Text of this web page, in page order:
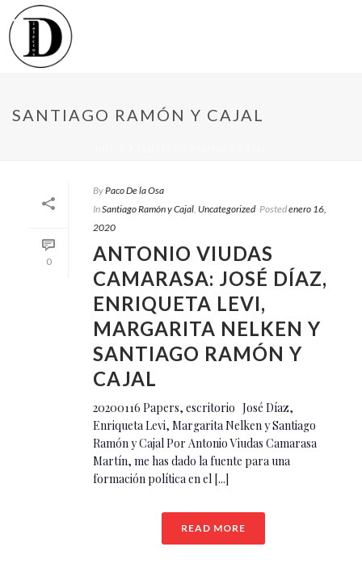
SANTIAGO RAMÓN Y CAJAL
0
ByPaco De la Osa
InSantiago Ramón y Cajal, Uncategorized Postedenero 16,
2020
ANTONIO VIUDAS
CAMARASA: JOSÉ DÍAZ,
ENRIQUETA LEVI,
MARGARITA NELKEN Y
SANTIAGO RAMÓN Y
CAJAL
20200116 Papers, escritorio José Díaz,
Enriqueta Levi, Margarita Nelken y Santiago
Ramón y Cajal Por Antonio Viudas Camarasa
Martín, me has dado la fuente para una
formación política en el [...]
READ MORE